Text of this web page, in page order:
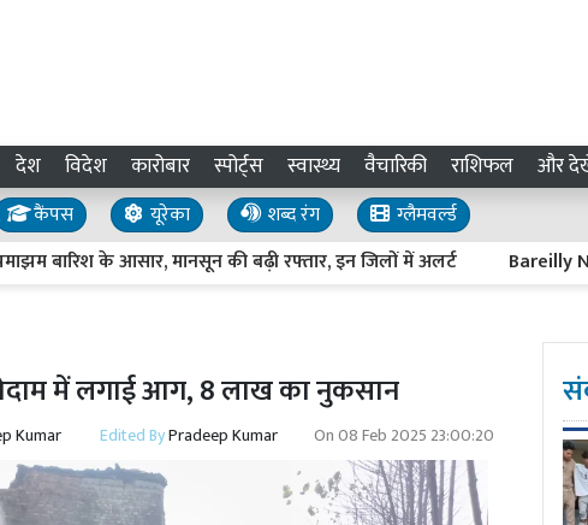
देश विदेश कारोबार स्पोर्ट्स स्वास्थ्य वैचारिकी राशिफल और
कैंपस यूरेका शब्द रंग
ग्लैमवर्ल्ड
बारिश के आसार, मानसून की बढ़ी रफ्तार, इन जिलों में अलर्ट Bareilly
में लगाई आग, 8 लाख का नुकसान
Kumar Edited ByPradeep Kumar On08 Feb 2025 23:00:20